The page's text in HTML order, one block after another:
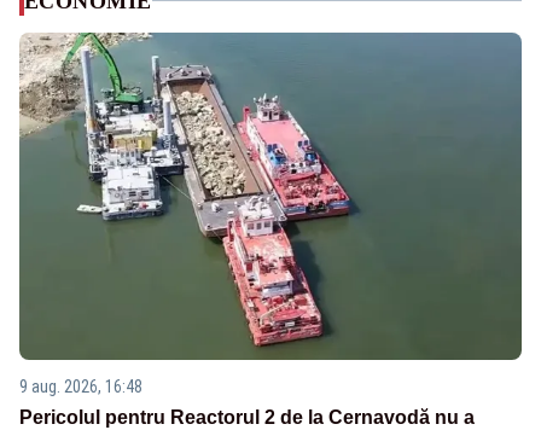
9 aug. 2026, 16:48
Pericolul pentru Reactorul 2 de la Cernavodă nu a